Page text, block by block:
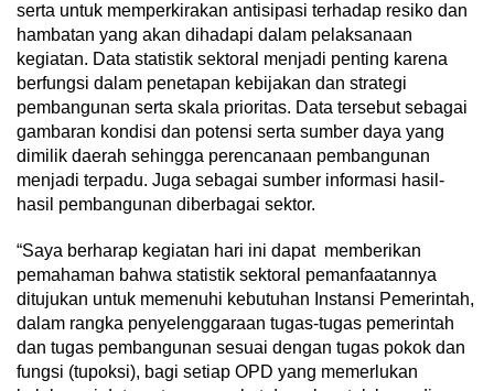
serta untuk memperkirakan antisipasi terhadap resiko dan
hambatan yang akan dihadapi dalam pelaksanaan
kegiatan. Data statistik sektoral menjadi penting karena
berfungsi dalam penetapan kebijakan dan strategi
pembangunan serta skala prioritas. Data tersebut sebagai
gambaran kondisi dan potensi serta sumber daya yang
dimilik daerah sehingga perencanaan pembangunan
menjadi terpadu. Juga sebagai sumber informasi hasil-
hasil pembangunan diberbagai sektor.
“Saya berharap kegiatan hari ini dapat memberikan
pemahaman bahwa statistik sektoral pemanfaatannya
ditujukan untuk memenuhi kebutuhan Instansi Pemerintah,
dalam rangka penyelenggaraan tugas-tugas pemerintah
dan tugas pembangunan sesuai dengan tugas pokok dan
fungsi (tupoksi), bagi setiap OPD yang memerlukan